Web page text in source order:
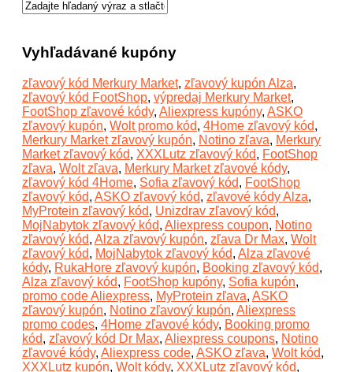
Vyhľadávané kupóny
zľavový kód Merkury Market, zľavový kupón Alza,
zľavový kód FootShop, výpredaj Merkury Market,
FootShop zľavové kódy, Aliexpress kupóny, ASKO
zľavový kupón, Wolt promo kód, 4Home zľavový kód,
Merkury Market zľavový kupón, Notino zľava, Merkury
Market zľavový kód, XXXLutz zľavový kód, FootShop
zľava, Wolt zľava, Merkury Market zľavové kódy,
zľavový kód 4Home, Sofia zľavový kód, FootShop
zľavový kód, ASKO zľavový kód, zľavové kódy Alza,
MyProtein zľavový kód, Unizdrav zľavový kód,
MojNabytok zľavový kód, Aliexpress coupon, Notino
zľavový kód, Alza zľavový kupón, zľava Dr Max, Wolt
zľavový kód, MojNabytok zľavový kód, Alza zľavové
kódy, RukaHore zľavový kupón, Booking zľavový kód,
Alza zľavový kód, FootShop kupóny, Sofia kupón,
promo code Aliexpress, MyProtein zľava, ASKO
zľavový kupón, Notino zľavový kupón, Aliexpress
promo codes, 4Home zľavové kódy, Booking promo
kód, zľavový kód Dr Max, Aliexpress coupons, Notino
zľavové kódy, Aliexpress code, ASKO zľava, Wolt kód,
XXXLutz kupón, Wolt kódy, XXXLutz zľavový kód,